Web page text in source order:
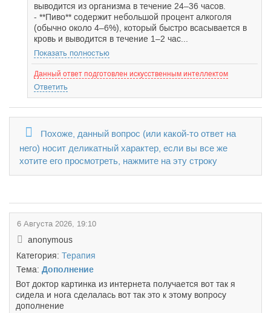
выводится из организма в течение 24–36 часов.
- **Пиво** содержит небольшой процент алкоголя
(обычно около 4–6%), который быстро всасывается в
кровь и выводится в течение 1–2 час...
Показать полностью
Данный ответ подготовлен искусственным интеллектом
Ответить
Похоже, данный вопрос (или какой-то ответ на
него) носит деликатный характер, если вы все же
хотите его просмотреть, нажмите на эту строку
6 Августа 2026, 19:10
anonymous
Категория: Терапия
Тема: Дополнение
Вот доктор картинка из интернета получается вот так я
сидела и нога сделалась вот так это к этому вопросу
дополнение